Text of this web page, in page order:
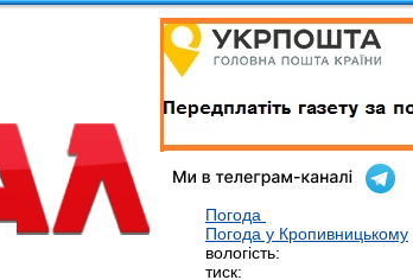
Погода
Погода у Кропивницькому
вологість:
тиск: